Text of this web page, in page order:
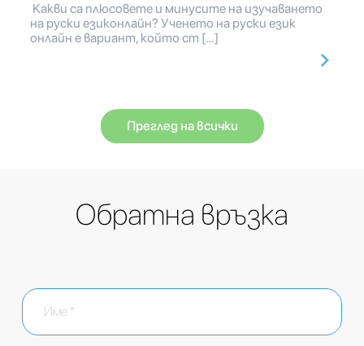
Какви са плюсовете и минусите на изучаването
на руски езиконлайн? Ученето на руски език
онлайн е вариант, който ст […]
Преглед на всички
Обратна връзка